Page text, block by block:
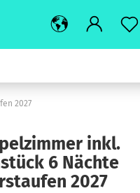
2027
inkl.
6 Näch­te
2027